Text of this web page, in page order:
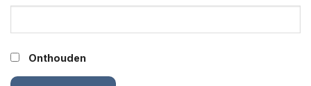
Alternative:
Onthouden